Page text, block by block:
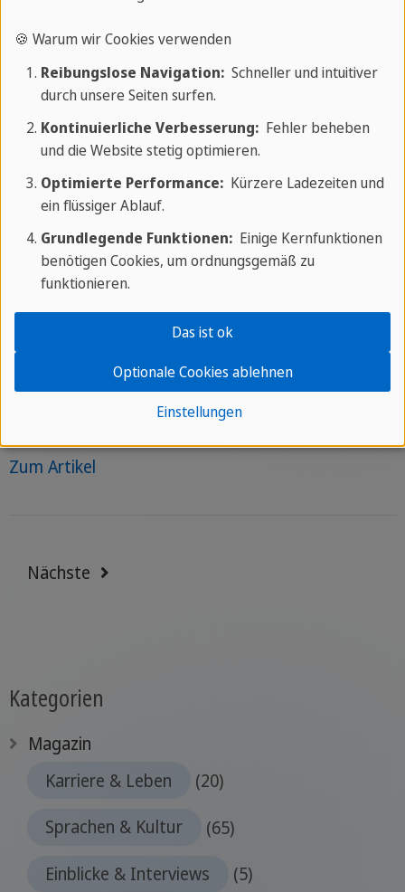
Was dich erwartet, wenn du in Kanada leben und
arbeiten willst — und wie du dich am besten
darauf vorbereitest.
Zum Artikel
Sprachen & Kultur
Sprachcaffe Team
Über 130 Millionen Muttersprachler, 42 Länder, vier
Kontinente: So weit reicht die deutsche Sprache
wirklich.
Zum Artikel
Nächste
Kategorien
Magazin
Karriere & Leben
(20)
Sprachen & Kultur
(65)
Einblicke & Interviews
(5)
🍪 Warum wir Cookies verwenden
Reibungslose Navigation:Schneller und intuitiver
durch unsere Seiten surfen.
Kontinuierliche Verbesserung:Fehler beheben
und die Website stetig optimieren.
Optimierte Performance:Kürzere Ladezeiten und
ein flüssiger Ablauf.
Grundlegende Funktionen:Einige Kernfunktionen
benötigen Cookies, um ordnungsgemäß zu
funktionieren.
Einstellungen
Optionale Cookies ablehnen
Das ist ok